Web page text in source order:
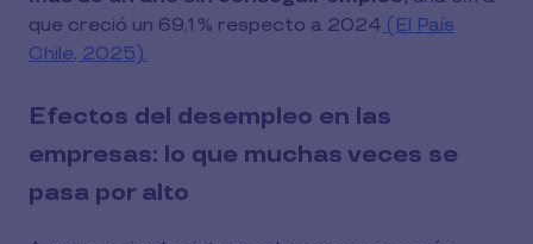
que creció un 69,1 % respecto a 2024 (El País
Chile, 2025).
Efectos del desempleo en las
empresas: lo que muchas veces se
pasa por alto